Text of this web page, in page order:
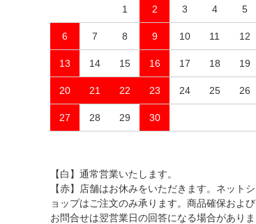
1 2 3 4 5
6 7 8 9 10 11 12
13 14 15 16 17 18 19
20 21 22 23 24 25 26
27 28 29 30
【白】通常営業いたします。
【赤】店舗はお休みをいただきます。ネットシ
ョップはご注文のみ承ります。商品確保および
お問合せは翌営業日の回答になる場合がありま